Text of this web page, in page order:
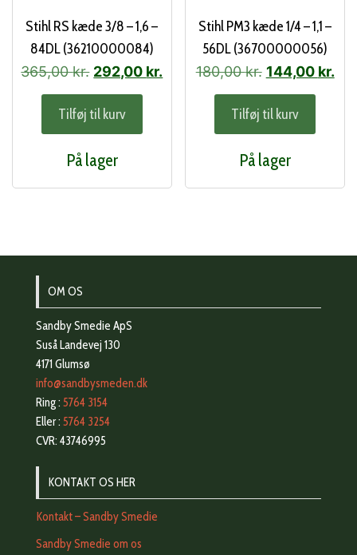
Stihl RS kæde 3/8 – 1,6 –
84DL (36210000084)
365,00kr. Den
oprindelige
pris
var:
365,00 kr..
292,00 kr.
Tilføj til kurv
På lager
Stihl PM3 kæde 1/4 – 1,1 –
56DL (36700000056)
180,00kr. Den
oprindelige
pris
var:
180,00 kr..
144,00 kr.
Tilføj til kurv
På lager
OM OS
Sandby Smedie ApS
Suså Landevej 130
4171 Glumsø
info@sandbysmeden.dk
Ring : 5764 3154
Eller : 5764 3254
CVR: 43746995
KONTAKT OS HER
Kontakt – Sandby Smedie
Sandby Smedie om os